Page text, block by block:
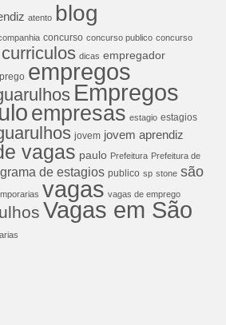
atento blog
concurso concurso publico concurso
curriculos dicas empregador
empregos
Empregos
empresas estagio estagios
jovem jovem aprendiz
vagas paulo Prefeitura Prefeitura de
de estagios publico sp stone são
vagas vagas de emprego
Vagas em São